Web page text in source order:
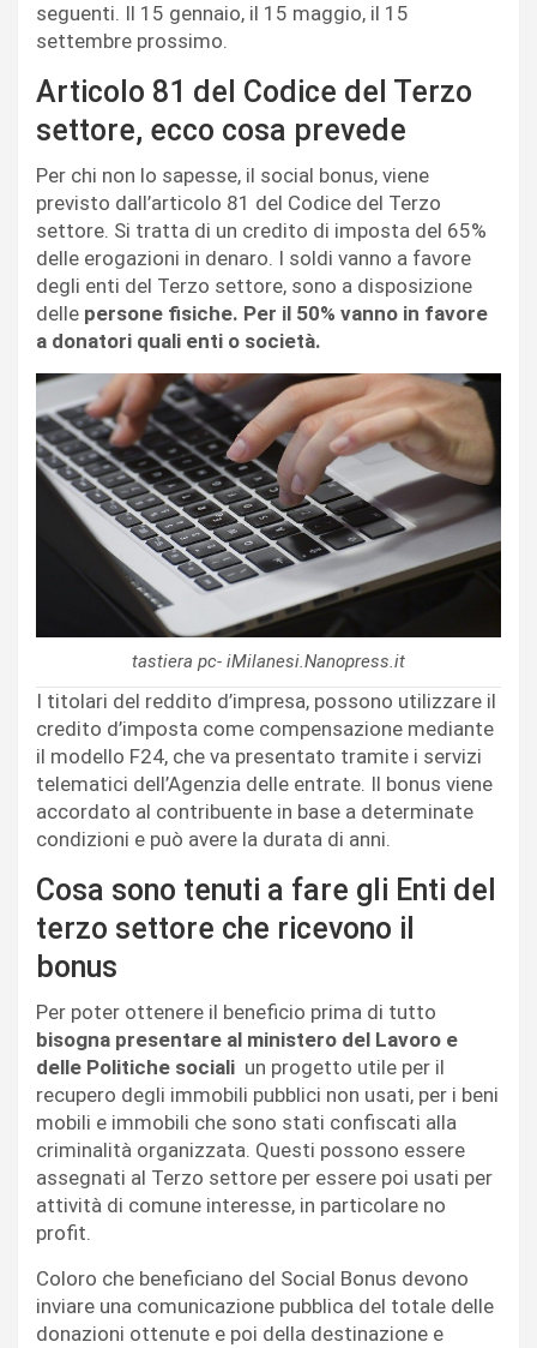
seguenti. Il 15 gennaio, il 15 maggio, il 15
settembre prossimo.
Articolo 81 del Codice del Terzo
settore, ecco cosa prevede
Per chi non lo sapesse, il social bonus, viene
previsto dall’articolo 81 del Codice del Terzo
settore. Si tratta di un credito di imposta del 65%
delle erogazioni in denaro. I soldi vanno a favore
degli enti del Terzo settore, sono a disposizione
delle persone fisiche. Per il 50% vanno in favore
a donatori quali enti o società.
tastiera pc- iMilanesi.Nanopress.it
I titolari del reddito d’impresa, possono utilizzare il
credito d’imposta come compensazione mediante
il modello F24, che va presentato tramite i servizi
telematici dell’Agenzia delle entrate. Il bonus viene
accordato al contribuente in base a determinate
condizioni e può avere la durata di anni.
Cosa sono tenuti a fare gli Enti del
terzo settore che ricevono il
bonus
Per poter ottenere il beneficio prima di tutto
bisogna presentare al ministero del Lavoro e
delle Politiche sociali un progetto utile per il
recupero degli immobili pubblici non usati, per i beni
mobili e immobili che sono stati confiscati alla
criminalità organizzata. Questi possono essere
assegnati al Terzo settore per essere poi usati per
attività di comune interesse, in particolare no
profit.
Coloro che beneficiano del Social Bonus devono
inviare una comunicazione pubblica del totale delle
donazioni ottenute e poi della destinazione e